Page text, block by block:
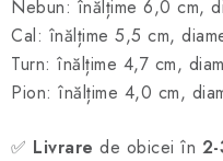
Nebun: înălțime 6,0 cm,
Cal: înălțime 5,5 cm,
Turn: înălțime 4,7 cm,
Pion: înălțime 4,0 cm,
✅ Livrare de obicei în